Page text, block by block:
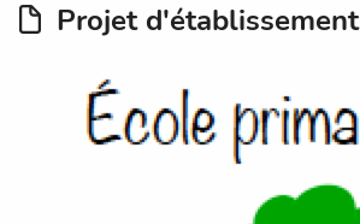
Projet d'établissement